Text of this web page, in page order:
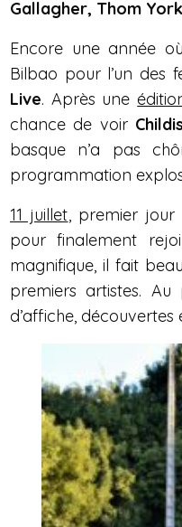
Gallagher, Thom
Encore une année
Bilbao pour l’un des
Live. Après une
chance de voir
basque n’a pas
programmation
11 juillet, premier jour
pour finalement
magnifique, il fait
premiers artistes.
d’affiche,